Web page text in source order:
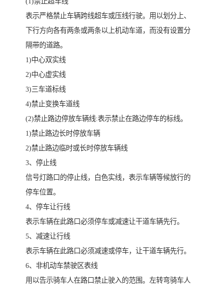
表示严格禁止车辆跨线超车或压线行驶。用以划分上、
下行方向各有两条或两条以上机动车道，而没有设置分
隔带的道路。
1)中心双实线
2)中心虚实线
3)三车道标线
4)禁止变换车道线
(2)禁止路边停放车辆线:表示禁止在路边停车的标线。
1)禁止路边长时停放车辆
2)禁止路边临时或长时停放车辆线
3、停止线
信号灯路口的停止线，白色实线，表示车辆等候放行的
停车位置。
4、停车让行线
表示车辆在此路口必须停车或减速让干道车辆先行。
5、减速让行线
表示车辆在此路口必须减速或停车，让干道车辆先行。
6、非机动车禁驶区表线
用以告示骑车人在路口禁止驶入的范围。左转弯骑车人